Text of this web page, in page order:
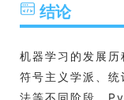
结论
机器学习的发展
符号主义学派、
法等不同阶段。